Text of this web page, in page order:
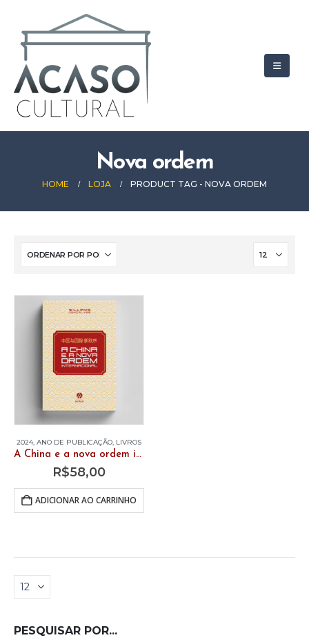
Nova ordem
HOME LOJA PRODUCT TAG - NOVA ORDEM
2024, ANO DE PUBLICAÇÃO, LIVROS
A China e a nova ordem internacional
R$58,00
ADICIONAR AO CARRINHO
PESQUISAR POR...